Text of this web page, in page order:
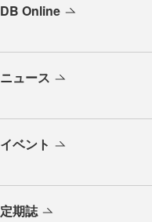
DB Online
ニュース
イベント
定期誌